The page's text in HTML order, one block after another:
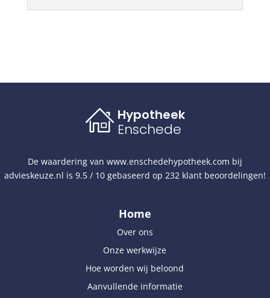
Hypotheek
Enschede
De waardering van www.enschedehypotheek.com bij
advieskeuze.nl is 9.5 / 10 gebaseerd op 232 klant beoordelingen!
Home
Over ons
Onze werkwijze
Hoe worden wij beloond
Aanvullende informatie